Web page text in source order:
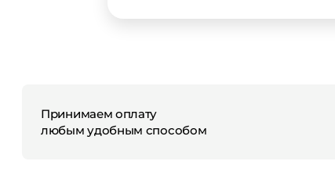
Принимаем оплату
любым удобным способом